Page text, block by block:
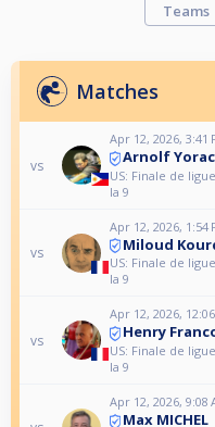
Teams
Matches
vs
Apr 12, 2026, 3:41
Arnolf Yorac
US: Finale de
la 9
vs
Apr 12, 2026, 1:54
Miloud
US: Finale de
la 9
vs
Apr 12, 2026,
Henry
US: Finale de
la 9
Apr 12, 2026, 9:08
Max MICHEL